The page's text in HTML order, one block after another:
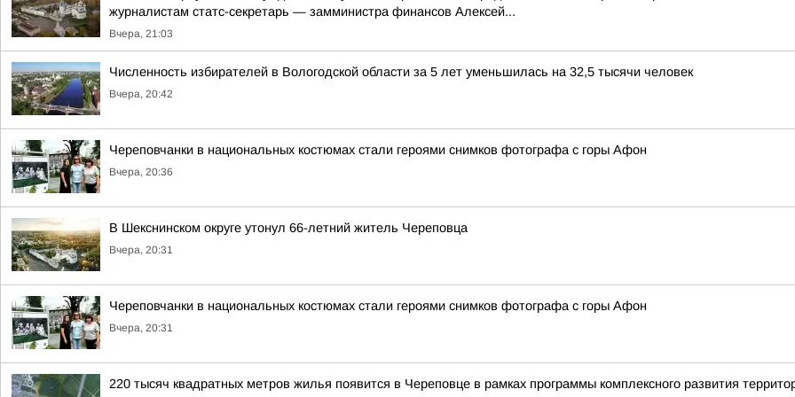
журналистам статс-секретарь — замминистра финансов Алексей...
Вчера, 21:03
Численность избирателей в Вологодской области за 5 лет уменьшилась на 32,5 тысячи человек
Вчера, 20:42
Череповчанки в национальных костюмах стали героями снимков фотографа с горы Афон
Вчера, 20:36
В Шекснинском округе утонул 66-летний житель Череповца
Вчера, 20:31
Череповчанки в национальных костюмах стали героями снимков фотографа с горы Афон
Вчера, 20:31
220 тысяч квадратных метров жилья появится в Череповце в рамках программы комплексного развития